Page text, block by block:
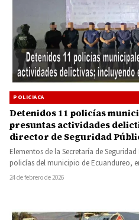
POLICIACA
Detenidos 11 policías
presuntas actividades
director de Seguridad
Elementos de la Secretaría de
policías del municipio de Ecuandureo,
24 de febrero de 2026